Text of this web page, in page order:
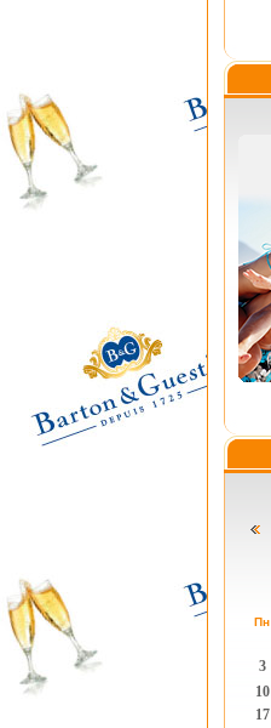
Пн
3
10
17